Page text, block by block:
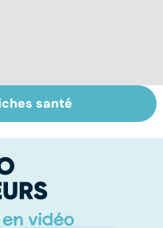
stomie : un
circuit
santé